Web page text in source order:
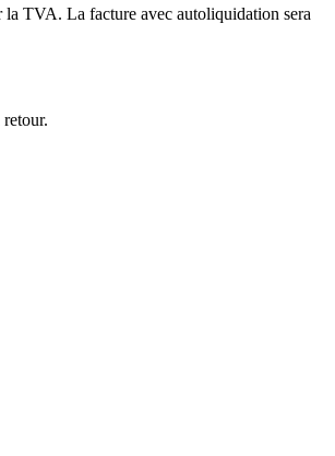
TVA. La facture avec autoliquidation sera